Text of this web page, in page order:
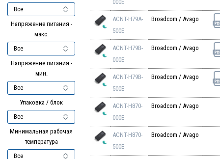
Напряжение питания -
макс.
Напряжение питания -
мин.
Упаковка / блок
Минимальная рабочая
температура
000E
ACNT-H79A-
500E
Broadcom / Avago
ACNT-H79B-
000E
Broadcom / Avago
ACNT-H79B-
500E
Broadcom / Avago
ACNT-H870-
000E
Broadcom / Avago
ACNT-H870-
500E
Broadcom / Avago